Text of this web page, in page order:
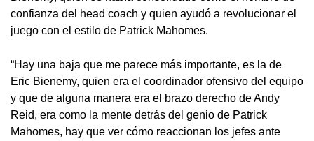
confianza del head coach y quien ayudó a revolucionar el
juego con el estilo de Patrick Mahomes.
“Hay una baja que me parece más importante, es la de
Eric Bienemy, quien era el coordinador ofensivo del equipo
y que de alguna manera era el brazo derecho de Andy
Reid, era como la mente detrás del genio de Patrick
Mahomes, hay que ver cómo reaccionan los jefes ante